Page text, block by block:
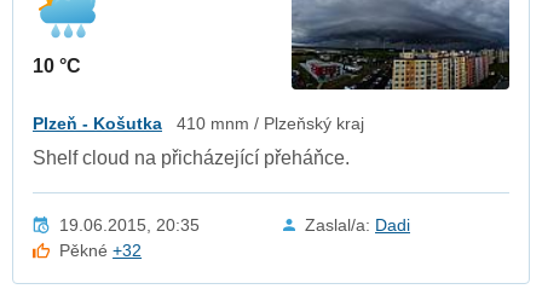
10 °C
Plzeň - Košutka 410 mnm / Plzeňský kraj
Shelf cloud na přicházející přeháňce.
19.06.2015, 20:35 Zaslal/a: Dadi
Pěkné+32